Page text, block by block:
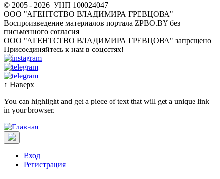
© 2005 - 2026 УНП 100024047
ООО "АГЕНТСТВО ВЛАДИМИРА ГРЕВЦОВА"
Воспроизведение материалов портала ZPBO.BY без
письменного согласия
OOO "АГЕНТСТВО ВЛАДИМИРА ГРЕВЦОВА" запрещено
Присоединяйтесь к нам в соцсетях!
↑ Наверх
You can highlight and get a piece of text that will get a unique link
in your browser.
Вход
Регистрация